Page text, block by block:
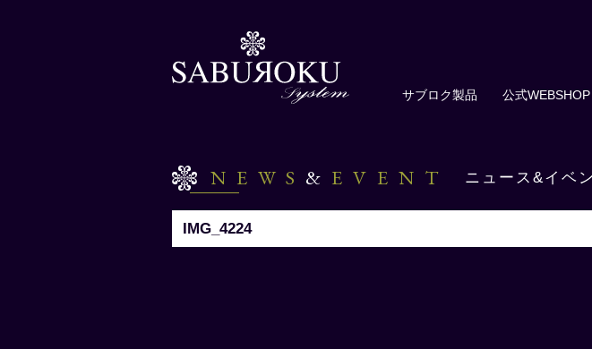
サブロク製品 公式WEBSHOP
NEWS & EVENT ニュース&イベ
IMG_4224